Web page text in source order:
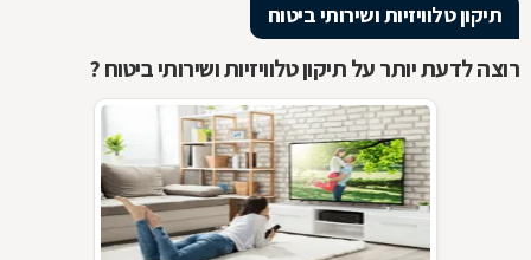
תיקון טלוויזיות ושירותי ביטוח
רוצה לדעת יותר על תיקון טלוויזיות ושירותי ביטוח ?